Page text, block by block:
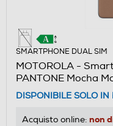
SMARTPHONE DUAL SIM
MOTOROLA -
PANTONE Mocha
DISPONIBILE SOLO IN
Acquisto online: non